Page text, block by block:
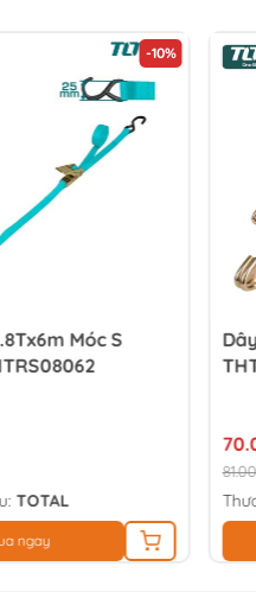
-10%
Móc S
TOTAL
ngay